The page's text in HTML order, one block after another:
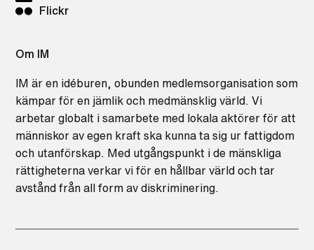
Flickr
Om IM
IM är en idéburen, obunden medlemsorganisation som
kämpar för en jämlik och medmänsklig värld. Vi
arbetar globalt i samarbete med lokala aktörer för att
människor av egen kraft ska kunna ta sig ur fattigdom
och utanförskap. Med utgångspunkt i de mänskliga
rättigheterna verkar vi för en hållbar värld och tar
avstånd från all form av diskriminering.